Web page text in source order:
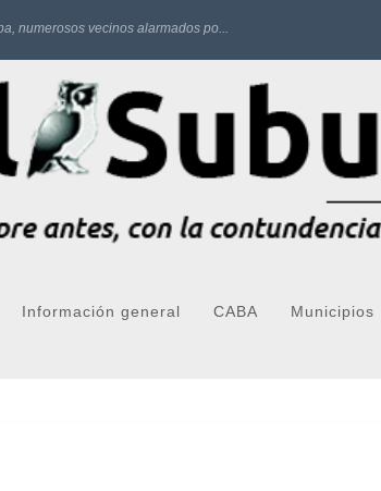
numerosos vecinos alarmados po...
Información general CABA Municipios